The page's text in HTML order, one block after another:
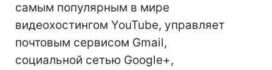
самым популярным в мире
видеохостингом YouTube, управляет
почтовым сервисом Gmail,
социальной сетью Google+,